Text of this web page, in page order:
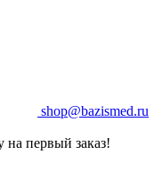
shop@bazismed.ru
на первый заказ!